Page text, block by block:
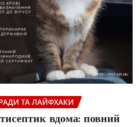
ТА ЛАЙФХАКИ
вдома: повний